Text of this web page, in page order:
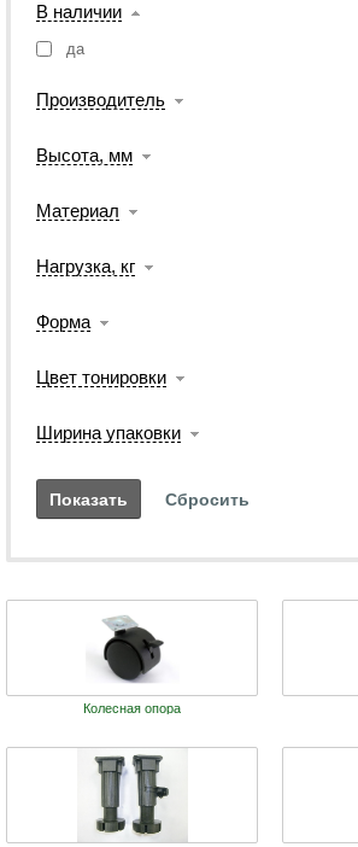
В наличии
да
Производитель
Высота, мм
Материал
Нагрузка, кг
Форма
Цвет тонировки
Ширина упаковки
Колесная опора